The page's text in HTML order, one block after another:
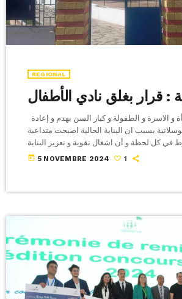
REGIONAL
: قرار بغلق نادي الأطفال
بسبب ان البناية الحالية اصبحت متداعية
في كل لحظة و أن اشغال تقوية و تعزيز البناية
مكلفة و تتطلب أكثر و قت للانجاز في حين احتج
today 5 NOVEMBRE 2024 1